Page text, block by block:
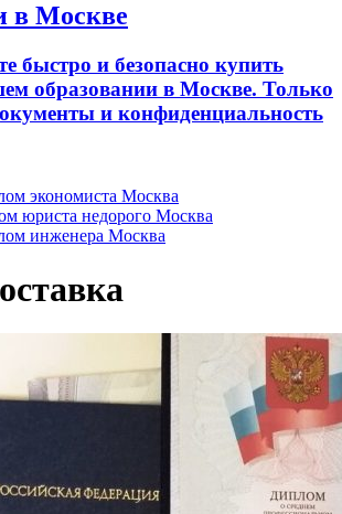
в Москве
быстро и безопасно купить
образовании в Москве. Только
и конфиденциальность
экономиста Москва
юриста недорого Москва
инженера Москва